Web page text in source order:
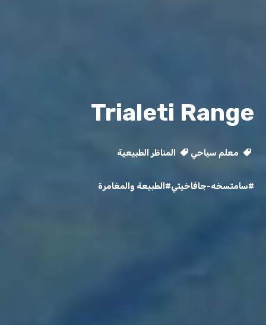
Trialeti Range
معلم سياحي المناظر الطبيعية
#سامتسخه-جافاخيتي#الطبيعة والمغامرة